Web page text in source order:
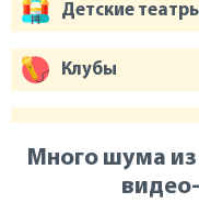
Много шума из
Детские
Клубы